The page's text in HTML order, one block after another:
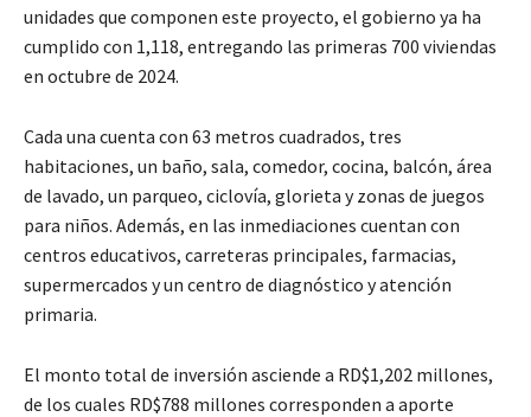
unidades que componen este proyecto, el gobierno ya ha
cumplido con 1,118, entregando las primeras 700 viviendas
en octubre de 2024.
Cada una cuenta con 63 metros cuadrados, tres
habitaciones, un baño, sala, comedor, cocina, balcón, área
de lavado, un parqueo, ciclovía, glorieta y zonas de juegos
para niños. Además, en las inmediaciones cuentan con
centros educativos, carreteras principales, farmacias,
supermercados y un centro de diagnóstico y atención
primaria.
El monto total de inversión asciende a RD$1,202 millones,
de los cuales RD$788 millones corresponden a aporte